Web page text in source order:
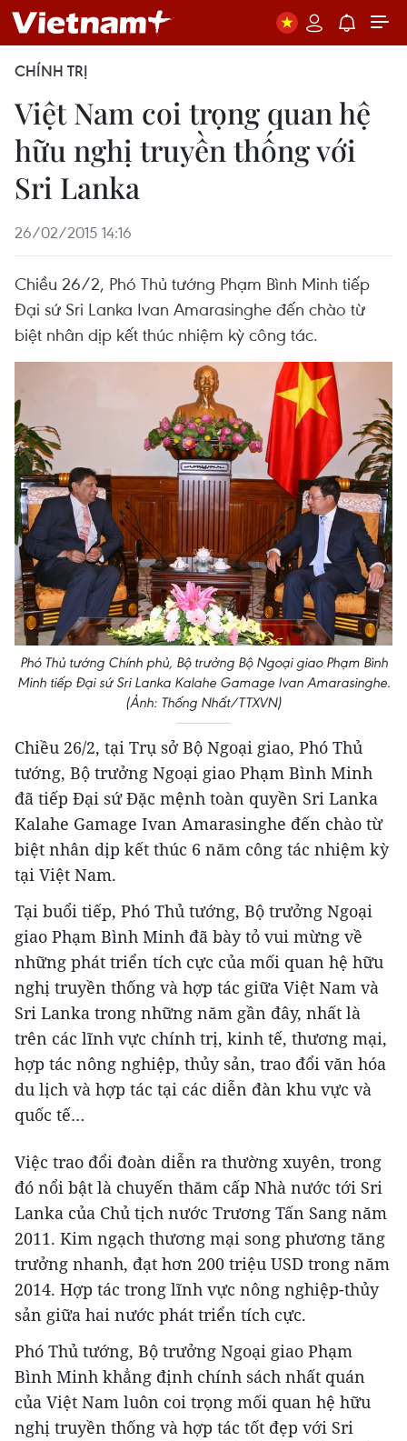
CHÍNH TRỊ
Việt Nam coi trọng quan hệ
hữu nghị truyền thống với
Sri Lanka
26/02/2015 14:16
Chiều 26/2, Phó Thủ tướng Phạm Bình Minh tiếp
Đại sứ Sri Lanka Ivan Amarasinghe đến chào từ
biệt nhân dịp kết thúc nhiệm kỳ công tác.
Phó Thủ tướng Chính phủ, Bộ trưởng Bộ Ngoại giao Phạm Bình
Minh tiếp Đại sứ Sri Lanka Kalahe Gamage Ivan Amarasinghe.
(Ảnh: Thống Nhất/TTXVN)
Chiều 26/2, tại Trụ sở Bộ Ngoại giao, Phó Thủ
tướng, Bộ trưởng Ngoại giao Phạm Bình Minh
đã tiếp Đại sứ Đặc mệnh toàn quyền Sri Lanka
Kalahe Gamage Ivan Amarasinghe đến chào từ
biệt nhân dịp kết thúc 6 năm công tác nhiệm kỳ
tại Việt Nam.
Tại buổi tiếp, Phó Thủ tướng, Bộ trưởng Ngoại
giao Phạm Bình Minh đã bày tỏ vui mừng về
những phát triển tích cực của mối quan hệ hữu
nghị truyền thống và hợp tác giữa Việt Nam và
Sri Lanka trong những năm gần đây, nhất là
trên các lĩnh vực chính trị, kinh tế, thương mại,
hợp tác nông nghiệp, thủy sản, trao đổi văn hóa
du lịch và hợp tác tại các diễn đàn khu vực và
quốc tế…
Việc trao đổi đoàn diễn ra thường xuyên, trong
đó nổi bật là chuyến thăm cấp Nhà nước tới Sri
Lanka của Chủ tịch nước Trương Tấn Sang năm
2011. Kim ngạch thương mại song phương tăng
trưởng nhanh, đạt hơn 200 triệu USD trong năm
2014. Hợp tác trong lĩnh vực nông nghiệp-thủy
sản giữa hai nước phát triển tích cực.
Phó Thủ tướng, Bộ trưởng Ngoại giao Phạm
Bình Minh khẳng định chính sách nhất quán
của Việt Nam luôn coi trọng mối quan hệ hữu
nghị truyền thống và hợp tác tốt đẹp với Sri